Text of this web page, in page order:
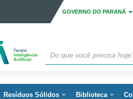
GOVERNO DO PARANÁ
Resíduos Sólidos Biblioteca